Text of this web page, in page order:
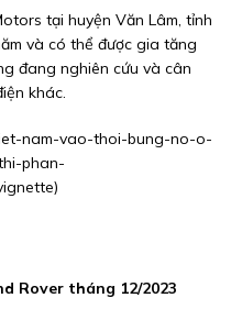
tại huyện Văn Lâm, tỉnh
và có thể được gia tăng
đang nghiên cứu và cân
khác.
nam-vao-thoi-bung-no-o-
phan-
)
Rover tháng 12/2023